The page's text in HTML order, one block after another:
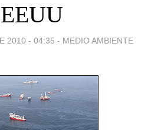
EEUU
2010 - 04:35 - MEDIO AMBIENTE